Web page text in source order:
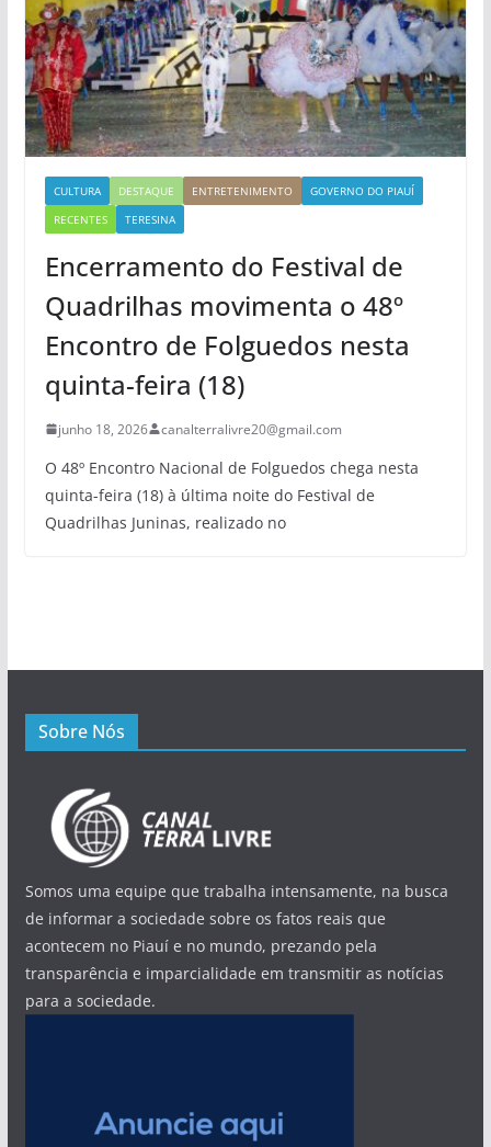
CULTURA DESTAQUE ENTRETENIMENTO
GOVERNO DO PIAUÍ
RECENTES
TERESINA
Encerramento do Festival de
Quadrilhas movimenta o 48º
Encontro de Folguedos nesta
quinta-feira (18)
junho 18, 2026 canalterralivre20@gmail.com
O 48º Encontro Nacional de Folguedos chega nesta
quinta-feira (18) à última noite do Festival de
Quadrilhas Juninas, realizado no
Sobre Nós
Somos uma equipe que trabalha intensamente, na busca
de informar a sociedade sobre os fatos reais que
acontecem no Piauí e no mundo, prezando pela
transparência e imparcialidade em transmitir as notícias
para a sociedade.